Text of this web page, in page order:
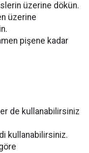
üzerine dökün.
üzerine
pişene kadar
de kullanabilirsiniz
kullanabilirsiniz.